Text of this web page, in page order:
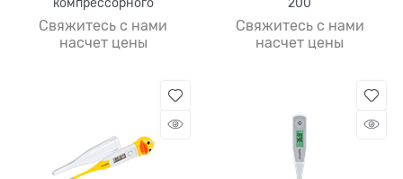
Свяжитесь с нами
насчет цены
Свяжитесь с нами
насчет цены